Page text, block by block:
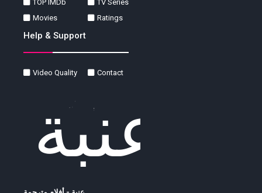
TOP IMDb
TV Series
Movies
Ratings
Help & Support
Video Quality Contact